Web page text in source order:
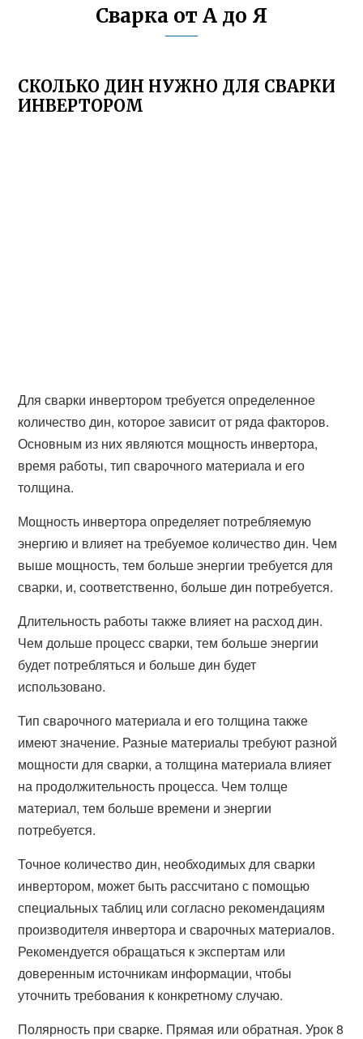
Сварка от А до Я
СКОЛЬКО ДИН НУЖНО ДЛЯ СВАРКИ
ИНВЕРТОРОМ
Для сварки инвертором требуется определенное
количество дин, которое зависит от ряда факторов.
Основным из них являются мощность инвертора,
время работы, тип сварочного материала и его
толщина.
Мощность инвертора определяет потребляемую
энергию и влияет на требуемое количество дин. Чем
выше мощность, тем больше энергии требуется для
сварки, и, соответственно, больше дин потребуется.
Длительность работы также влияет на расход дин.
Чем дольше процесс сварки, тем больше энергии
будет потребляться и больше дин будет
использовано.
Тип сварочного материала и его толщина также
имеют значение. Разные материалы требуют разной
мощности для сварки, а толщина материала влияет
на продолжительность процесса. Чем толще
материал, тем больше времени и энергии
потребуется.
Точное количество дин, необходимых для сварки
инвертором, может быть рассчитано с помощью
специальных таблиц или согласно рекомендациям
производителя инвертора и сварочных материалов.
Рекомендуется обращаться к экспертам или
доверенным источникам информации, чтобы
уточнить требования к конкретному случаю.
Полярность при сварке. Прямая или обратная. Урок 8